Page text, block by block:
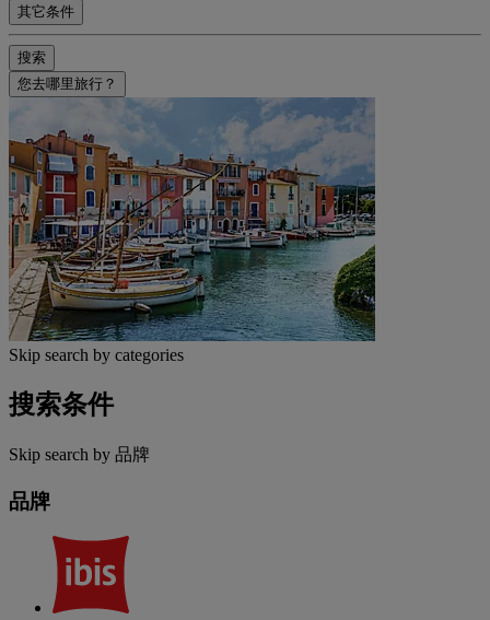
其它条件
搜索
您去哪里旅行？
Skip search by categories
搜索条件
Skip search by 品牌
品牌